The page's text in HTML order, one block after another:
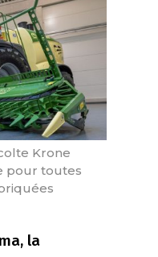
Krone
pour toutes
la